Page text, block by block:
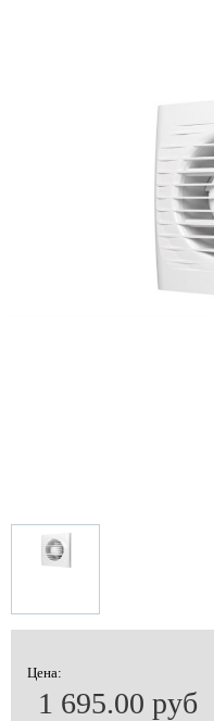
Цена:
1 695.00 руб